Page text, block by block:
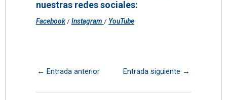
nuestras redes sociales:
Facebook/ Instagram / YouTube
← Entrada anterior Entrada siguiente →